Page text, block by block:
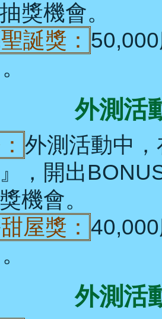
獎機會。
誕獎：
外測活
外測活動中
，開出
機會。
屋獎：
外測活